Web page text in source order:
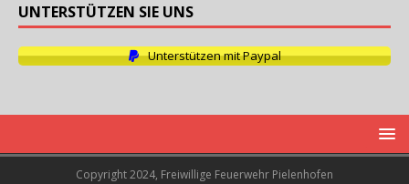
UNTERSTÜTZEN SIE UNS
Unterstützen mit Paypal
Copyright 2024, Freiwillige Feuerwehr Pielenhofen